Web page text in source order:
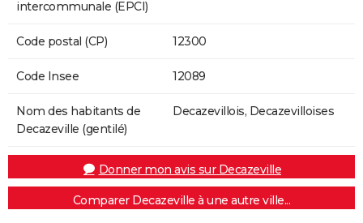
intercommunale (EPCI)
Code postal (CP) 12300
Code Insee 12089
Nom des habitants de
Decazeville (gentilé)
Decazevillois, Decazevilloises
Donner mon avis sur Decazeville
Comparer Decazeville à une autre ville...